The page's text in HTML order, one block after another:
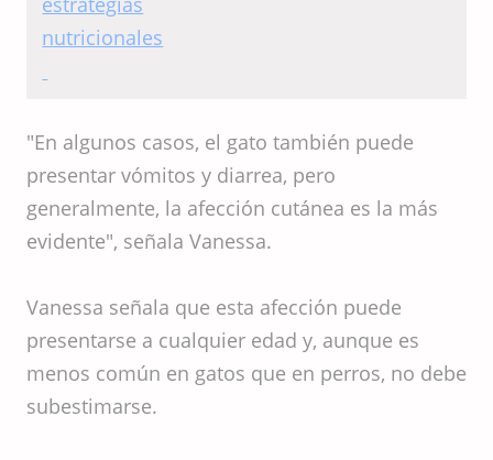
"En algunos casos, el gato también puede
presentar vómitos y diarrea, pero
generalmente, la afección cutánea es la más
evidente", señala Vanessa.
Vanessa señala que esta afección puede
presentarse a cualquier edad y, aunque es
menos común en gatos que en perros, no debe
subestimarse.